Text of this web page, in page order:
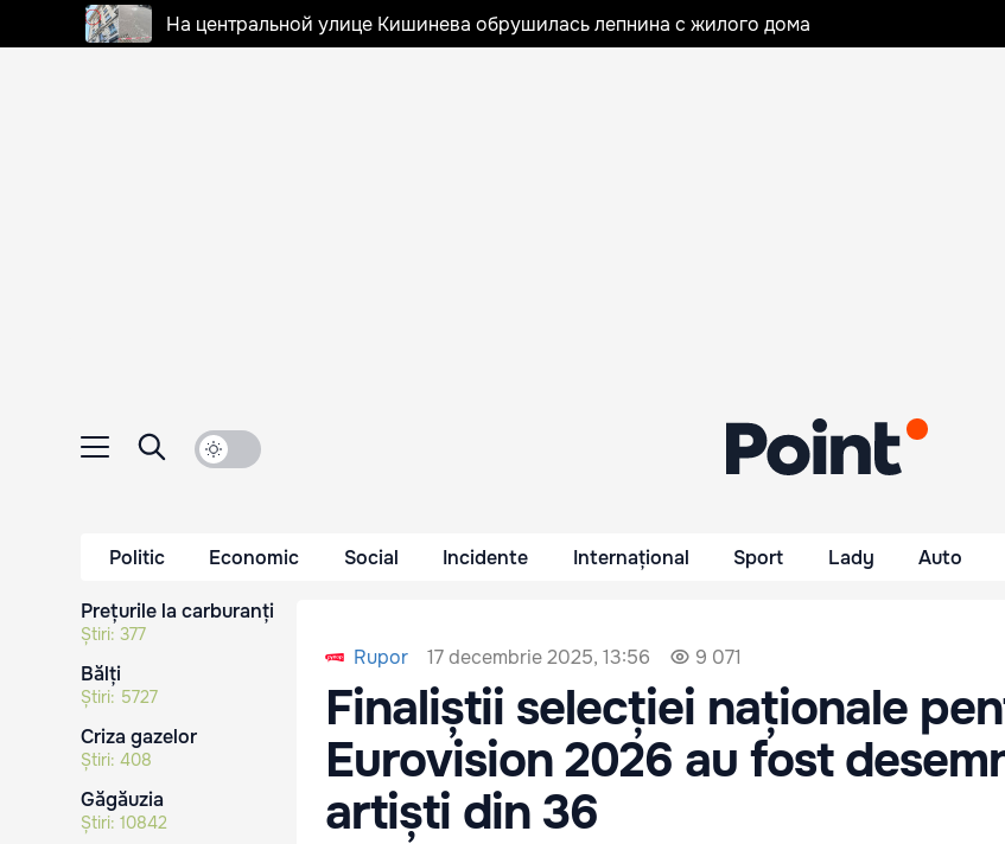
На центральной улице Кишинева обрушилась лепнина с жилого дома
Politic Economic Social Incidente Internațional Sport Lady Auto
Prețurile la carburanți
Știri: 377
Bălți
Știri: 5727
Criza gazelor
Știri: 408
Găgăuzia
Știri: 10842
Rupor 17 decembrie 2025, 13:56 9 071
Finaliștii selecției naționale
Eurovision 2026 au fost
artiști din 36